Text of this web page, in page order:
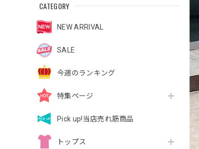
CATEGORY
NEW ARRIVAL
SALE
今週のランキング
特集ページ
Pick up!当店売れ筋商品
トップス